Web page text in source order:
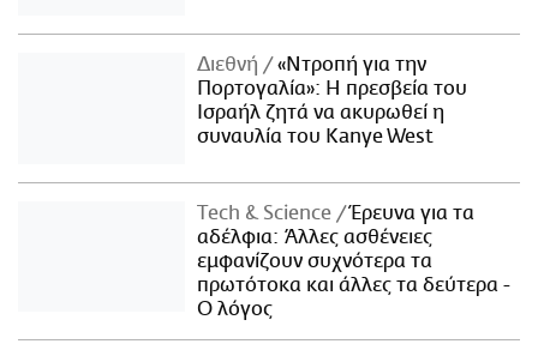
Διεθνή
«Ντροπή για την
Πορτογαλία»: Η πρεσβεία του
Ισραήλ ζητά να ακυρωθεί η
συναυλία του Kanye West
Τech & Science
Έρευνα για τα
αδέλφια: Άλλες ασθένειες
εμφανίζουν συχνότερα τα
πρωτότοκα και άλλες τα δεύτερα -
Ο λόγος